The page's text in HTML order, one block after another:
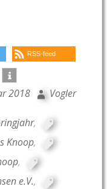
RSS-feed
2018 Vogler
,
Knoop,
,
e.V.,